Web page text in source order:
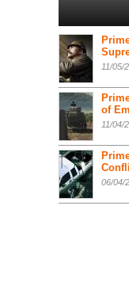
11/05/
of
11/04/
06/04/